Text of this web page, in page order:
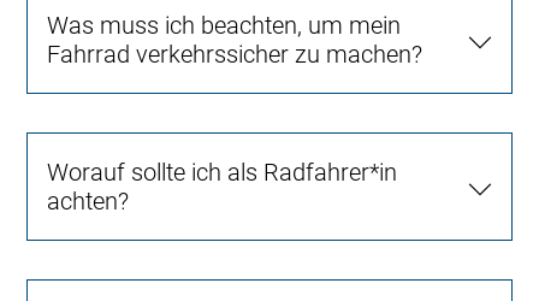
Was muss ich beachten, um mein
Fahrrad verkehrssicher zu machen?
Worauf sollte ich als Radfahrer*in
achten?